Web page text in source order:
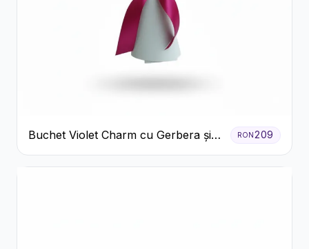
Buchet Violet Charm cu Gerbera și
Lisianthus Alb
RON209